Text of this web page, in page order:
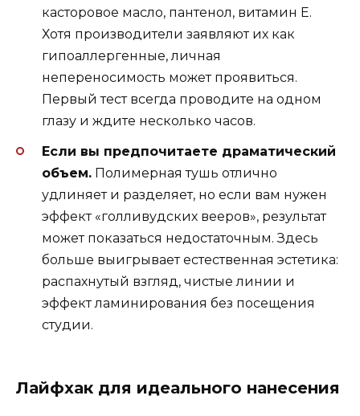
касторовое масло, пантенол, витамин Е.
Хотя производители заявляют их как
гипоаллергенные, личная
непереносимость может проявиться.
Первый тест всегда проводите на одном
глазу и ждите несколько часов.
Если вы предпочитаете драматический
объем. Полимерная тушь отлично
удлиняет и разделяет, но если вам нужен
эффект «голливудских вееров», результат
может показаться недостаточным. Здесь
больше выигрывает естественная эстетика:
распахнутый взгляд, чистые линии и
эффект ламинирования без посещения
студии.
Лайфхак для идеального нанесения